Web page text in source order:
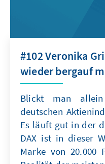
#102 Veronika
wieder bergauf
Blickt man
deutschen
Es läuft gut in der
DAX ist in dieser
Marke von 20.000